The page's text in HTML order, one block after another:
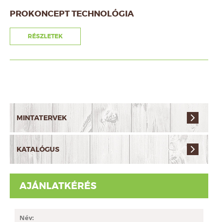
PROKONCEPT TECHNOLÓGIA
RÉSZLETEK
MINTATERVEK
KATALÓGUS
AJÁNLATKÉRÉS